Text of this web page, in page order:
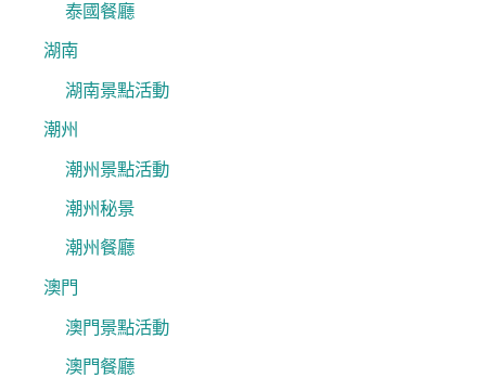
泰國餐廳
湖南
湖南景點活動
潮州
潮州景點活動
潮州秘景
潮州餐廳
澳門
澳門景點活動
澳門餐廳